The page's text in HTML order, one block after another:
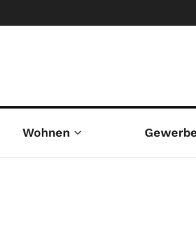
Wohnen Gewerbe